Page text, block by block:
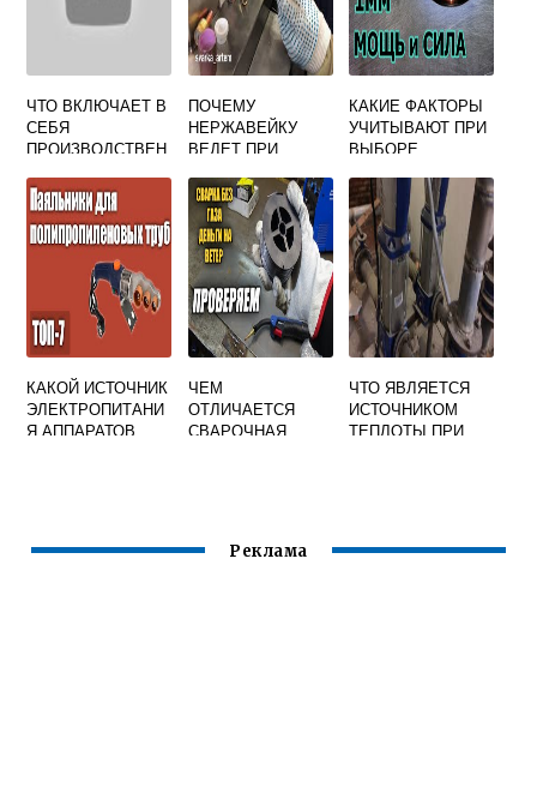
ЧТО ВКЛЮЧАЕТ В
СЕБЯ
ПРОИЗВОДСТВЕН
КАЧЕСТВА
СВАРОЧНЫХ
РАБОТ
ПОЧЕМУ
НЕРЖАВЕЙКУ
ВЕДЕТ ПРИ
КАКИЕ ФАКТОРЫ
УЧИТЫВАЮТ ПРИ
ВЫБОРЕ
ПРОВОЛОКИ
СПЛОШНОГО
СЕЧЕНИЯ ДЛЯ
АРГОНОДУГОВОЙ
СВАРКИ
КАКОЙ ИСТОЧНИК
ЭЛЕКТРОПИТАНИ
Я АППАРАТОВ
ЧЕМ
ОТЛИЧАЕТСЯ
СВАРОЧНАЯ
ЧТО ЯВЛЯЕТСЯ
ИСТОЧНИКОМ
ТЕПЛОТЫ ПРИ
Реклама